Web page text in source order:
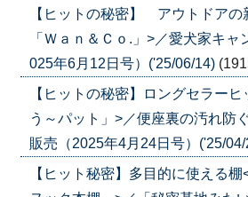
【ヒットの秘密】 アウトドア
「Ｗａｎ＆Ｃｏ.」>／愛犬家キ
025年6月12日号）('25/06/14)
【ヒットの秘密】ロングセラー
う～パット」>／便座裏の汚れ防
販売（2025年4月24日号）('25/04/
【ヒット秘密】多目的に使える